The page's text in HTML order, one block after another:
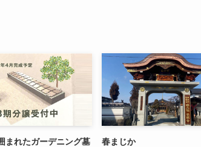
まれたガーデニング墓
春まじか